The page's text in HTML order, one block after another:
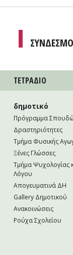
ΤΕΤΡAΔΙΟ
δημοτικό
Πρόγραμμα
Δραστηριότητες
Τμήμα Φυσικής
Ξένες Γλώσσες
Τμήμα Ψυχολογίας
Λόγου
Απογευματινά ΔΗ
Gallery Δημοτικού
Ανακοινώσεις
Ρούχα Σχολείου